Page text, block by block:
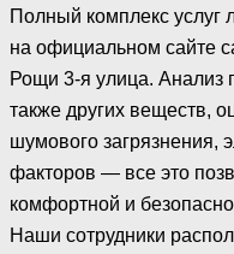
Полный комплекс услуг
на официальном сайте
Рощи 3-я улица. Анализ
также других веществ,
шумового загрязнения,
факторов — все это
комфортной и
Наши сотрудники